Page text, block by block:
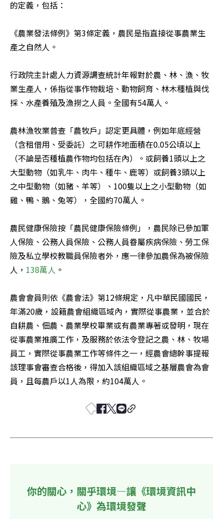
的定義，包括：
《農業發法條例》第3條定義，農民是指直接從事農業生
產之自然人。
行政院主計處人力資源調查統計年報對於農、林、漁、牧
業生產人，係指從事作物栽培、動物飼育、林木種植與伐
採、水產養殖及漁撈之人員。全國有54萬人。
農林漁牧業普查「農牧戶」認定更具體，例如年底經營
（含租借用、受委託）之可耕作地面積在0.05公頃以上
（不論是否種植農作物均包括在內）。或飼養1頭以上之
大型動物（如乳牛、肉牛、種牛、鹿等）或飼養3頭以上
之中型動物（如豬、羊等）、100隻以上之小型動物（如
雞、鴨、鵝、兔等），全國約70萬人。
農民健康保險按「農民健康保險條例」，農民除已參加軍
人保險、公務人員保險、公務人員眷屬疾病保險、勞工保
險及私立學校教職員保險者外，應一律參加農保為被保險
人， 138萬人 。
農會會員則依《農會法》第12條規定，凡中華民國國民，
年滿20歲，設籍農會組織區域內，實際從事農業，並合於
自耕農、佃農、農業學校畢業或有農業專著或發明，現在
從事農業推廣工作，及服務於依法令登記之農、林、牧場
員工，實際從事農業工作等條件之一，經農會總幹事提報
該理事會審查合格後，得加入該組織區域之基層農會為會
員，且每農戶以1人為限，約104萬人。
你的關心，關乎環境—讓《環境資訊中
心》為環境發聲